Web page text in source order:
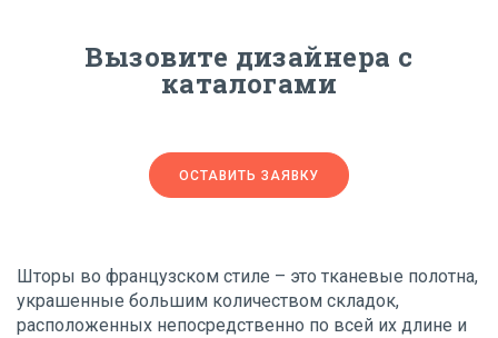
Вызовите дизайнера с
каталогами
ОСТАВИТЬ ЗАЯВКУ
Шторы во французском стиле – это тканевые полотна,
украшенные большим количеством складок,
расположенных непосредственно по всей их длине и